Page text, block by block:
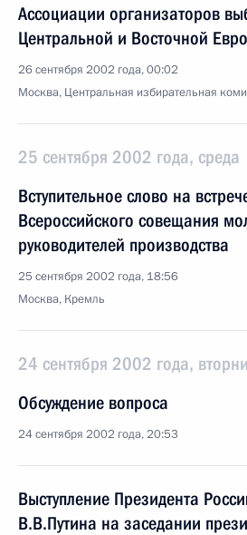
Ассоциации организаторов
Центральной и Восточной
26 сентября 2002 года, 00:02
Москва, Центральная избирательная
25 сентября 2002 года, среда
Вступительное слово на
Всероссийского совещания
руководителей производства
25 сентября 2002 года, 18:56
Москва, Кремль
24 сентября 2002 года,
Обсуждение вопроса
24 сентября 2002 года, 20:53
Выступление Президента
В.В.Путина на заседании